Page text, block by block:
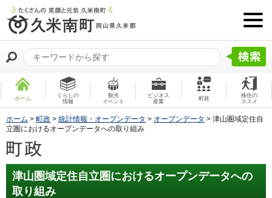
ホーム
くらしの
情報
観光
イベント
ビジネス
産業
町政
移住の
ススメ
ホーム > 町政 > 統計情報・オープンデータ > オープンデータ > 津山圏域定住自
立圏におけるオープンデータへの取り組み
津山圏域定住自立圏におけるオープンデータへの
取り組み